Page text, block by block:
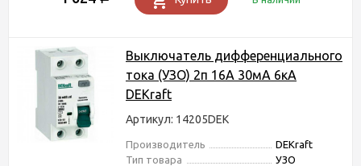
Выключатель дифференциального
тока (УЗО) 2п 16А 30мА 6кА
DEKraft
Артикул: 14205DEK
Производитель
DEKraft
Тип товара
УЗО